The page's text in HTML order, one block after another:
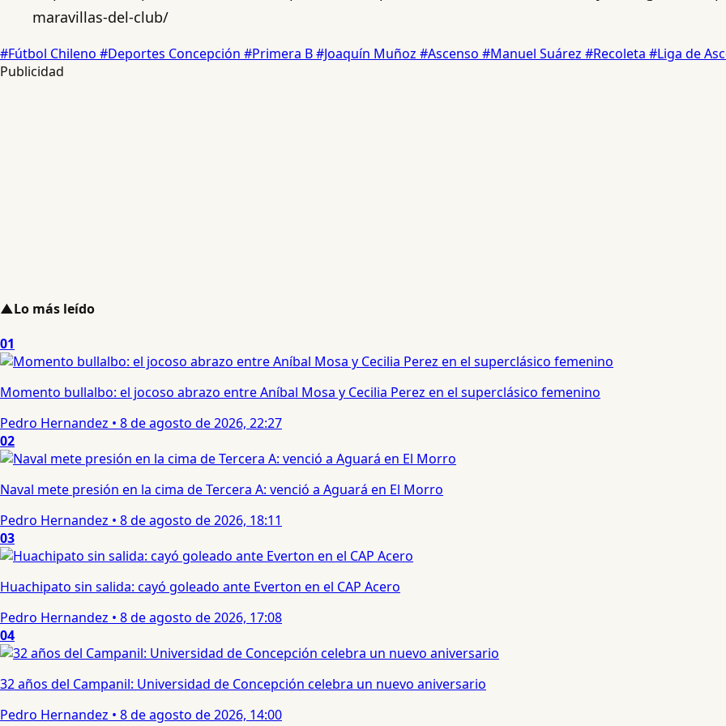
maravillas-del-club/
#Fútbol Chileno #Deportes Concepción #Primera B#Joaquín Muñoz #Ascenso #Manuel Suárez #Recoleta #Liga de
Publicidad
▲Lo más leído
01
Momento bullalbo: el jocoso abrazo entre Aníbal Mosa y Cecilia Perez en el superclásico femenino
Pedro Hernandez • 8 de agosto de 2026, 22:27
02
Naval mete presión en la cima de Tercera A: venció a Aguará en El Morro
Pedro Hernandez • 8 de agosto de 2026, 18:11
03
Huachipato sin salida: cayó goleado ante Everton en el CAP Acero
Pedro Hernandez • 8 de agosto de 2026, 17:08
04
32 años del Campanil: Universidad de Concepción celebra un nuevo aniversario
Pedro Hernandez • 8 de agosto de 2026, 14:00